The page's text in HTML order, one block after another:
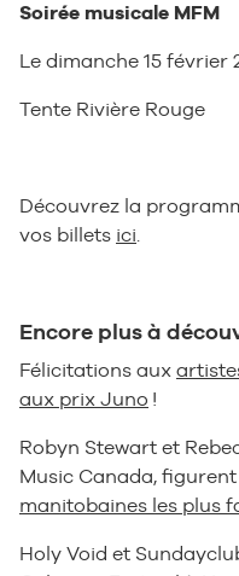
Soirée musicale MFM
Le dimanche 15 février
Tente Rivière Rouge
Découvrez la
vos billets ici.
Encore plus à
Félicitations aux
aux prix Juno !
Robyn Stewart et
Music Canada,
manitobaines les plus
Holy Void et